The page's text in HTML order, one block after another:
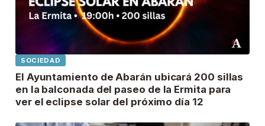
SOCIEDAD
El Ayuntamiento de Abarán ubicará 200 sillas
en la balconada del paseo de la Ermita para
ver el eclipse solar del próximo día 12